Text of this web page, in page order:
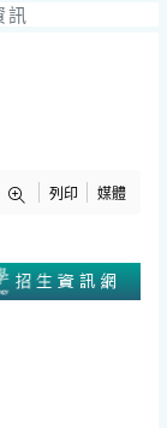
訊
列印 媒體